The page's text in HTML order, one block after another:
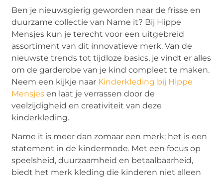
Ben je nieuwsgierig geworden naar de frisse en
duurzame collectie van Name it? Bij Hippe
Mensjes kun je terecht voor een uitgebreid
assortiment van dit innovatieve merk. Van de
nieuwste trends tot tijdloze basics, je vindt er alles
om de garderobe van je kind compleet te maken.
Neem een kijkje naar Kinderkleding bij Hippe
Mensjes en laat je verrassen door de
veelzijdigheid en creativiteit van deze
kinderkleding.
Name it is meer dan zomaar een merk; het is een
statement in de kindermode. Met een focus op
speelsheid, duurzaamheid en betaalbaarheid,
biedt het merk kleding die kinderen niet alleen